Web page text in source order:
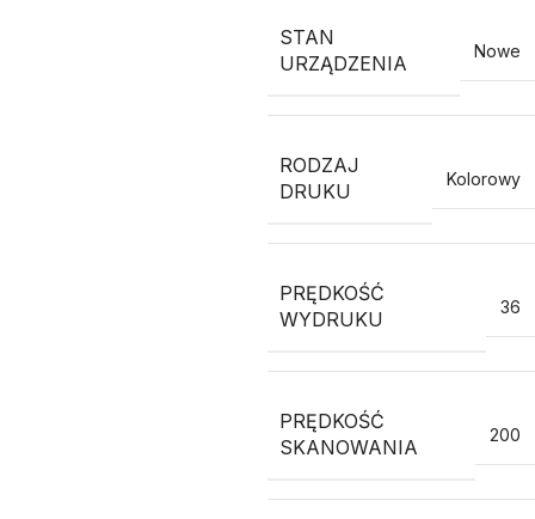
STAN
URZĄDZENIA
Nowe
RODZAJ
DRUKU
Kolorowy
PRĘDKOŚĆ
WYDRUKU
36
PRĘDKOŚĆ
SKANOWANIA
200